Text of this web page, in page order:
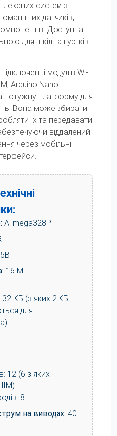
систем з
датчиків,
Доступна
для шкіл та гуртків
модулів Wi-
Arduino Nano
потужну платформу для
Вона може збирати
їх та передавати
віддалений
через мобільні
ATmega328P
5В
16 МГц
КБ (з яких 2 КБ
для
12 (6 з яких
8
на виводах: 40